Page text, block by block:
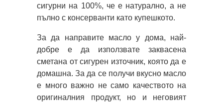
сигурни на 100%, че е натурално, а не
пълно с консерванти като купешкото.
За да направите масло у дома, най-
добре е да използвате заквасена
сметана от сигурен източник, която да е
домашна. За да се получи вкусно масло
е много важно не само качеството на
оригиналния продукт, но и неговият